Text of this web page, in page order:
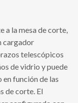
a la mesa de corte,
cargador
telescópicos
de vidrio y puede
función de las
de corte. El